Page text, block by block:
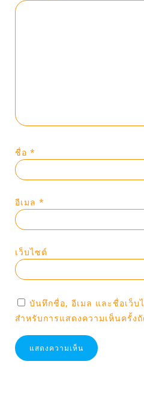
ชื่อ *
อีเมล *
เว็บไซต์
บันทึกชื่อ, อีเมล และชื่อเว็
สำหรับการแสดงความเห็นครั้ง